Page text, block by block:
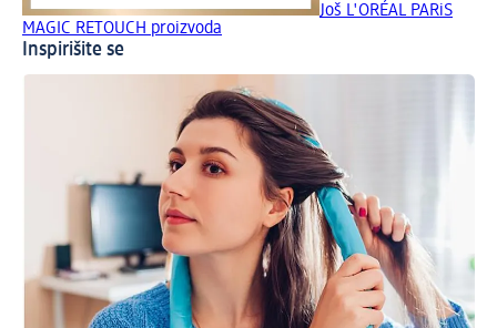
Još L'ORÉAL PARiS
MAGIC RETOUCH proizvoda
Inspirišite se